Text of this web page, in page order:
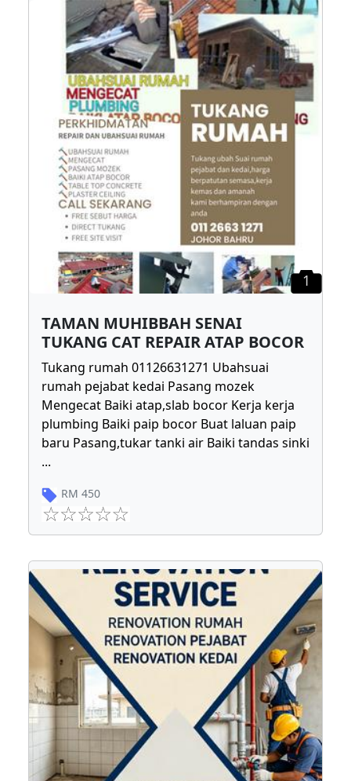
1
TAMAN MUHIBBAH SENAI
TUKANG CAT REPAIR ATAP BOCOR
Tukang rumah 01126631271 Ubahsuai
rumah pejabat kedai Pasang mozek
Mengecat Baiki atap,slab bocor Kerja kerja
plumbing Baiki paip bocor Buat laluan paip
baru Pasang,tukar tanki air Baiki tandas sinki
...
RM 450